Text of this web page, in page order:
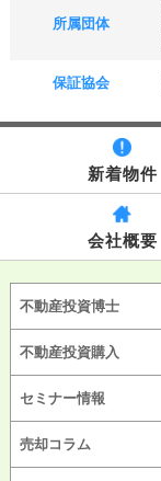
所属団体
保証協会
新着物件
会社概要
不動産投資博士
不動産投資購入
セミナー情報
売却コラム